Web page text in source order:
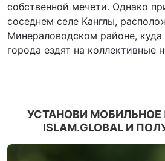
собственной мечети. Однако
соседнем селе Канглы,
Минераловодском районе,
города ездят на коллективные
УСТАНОВИ
ISLAM.GLOBAL И